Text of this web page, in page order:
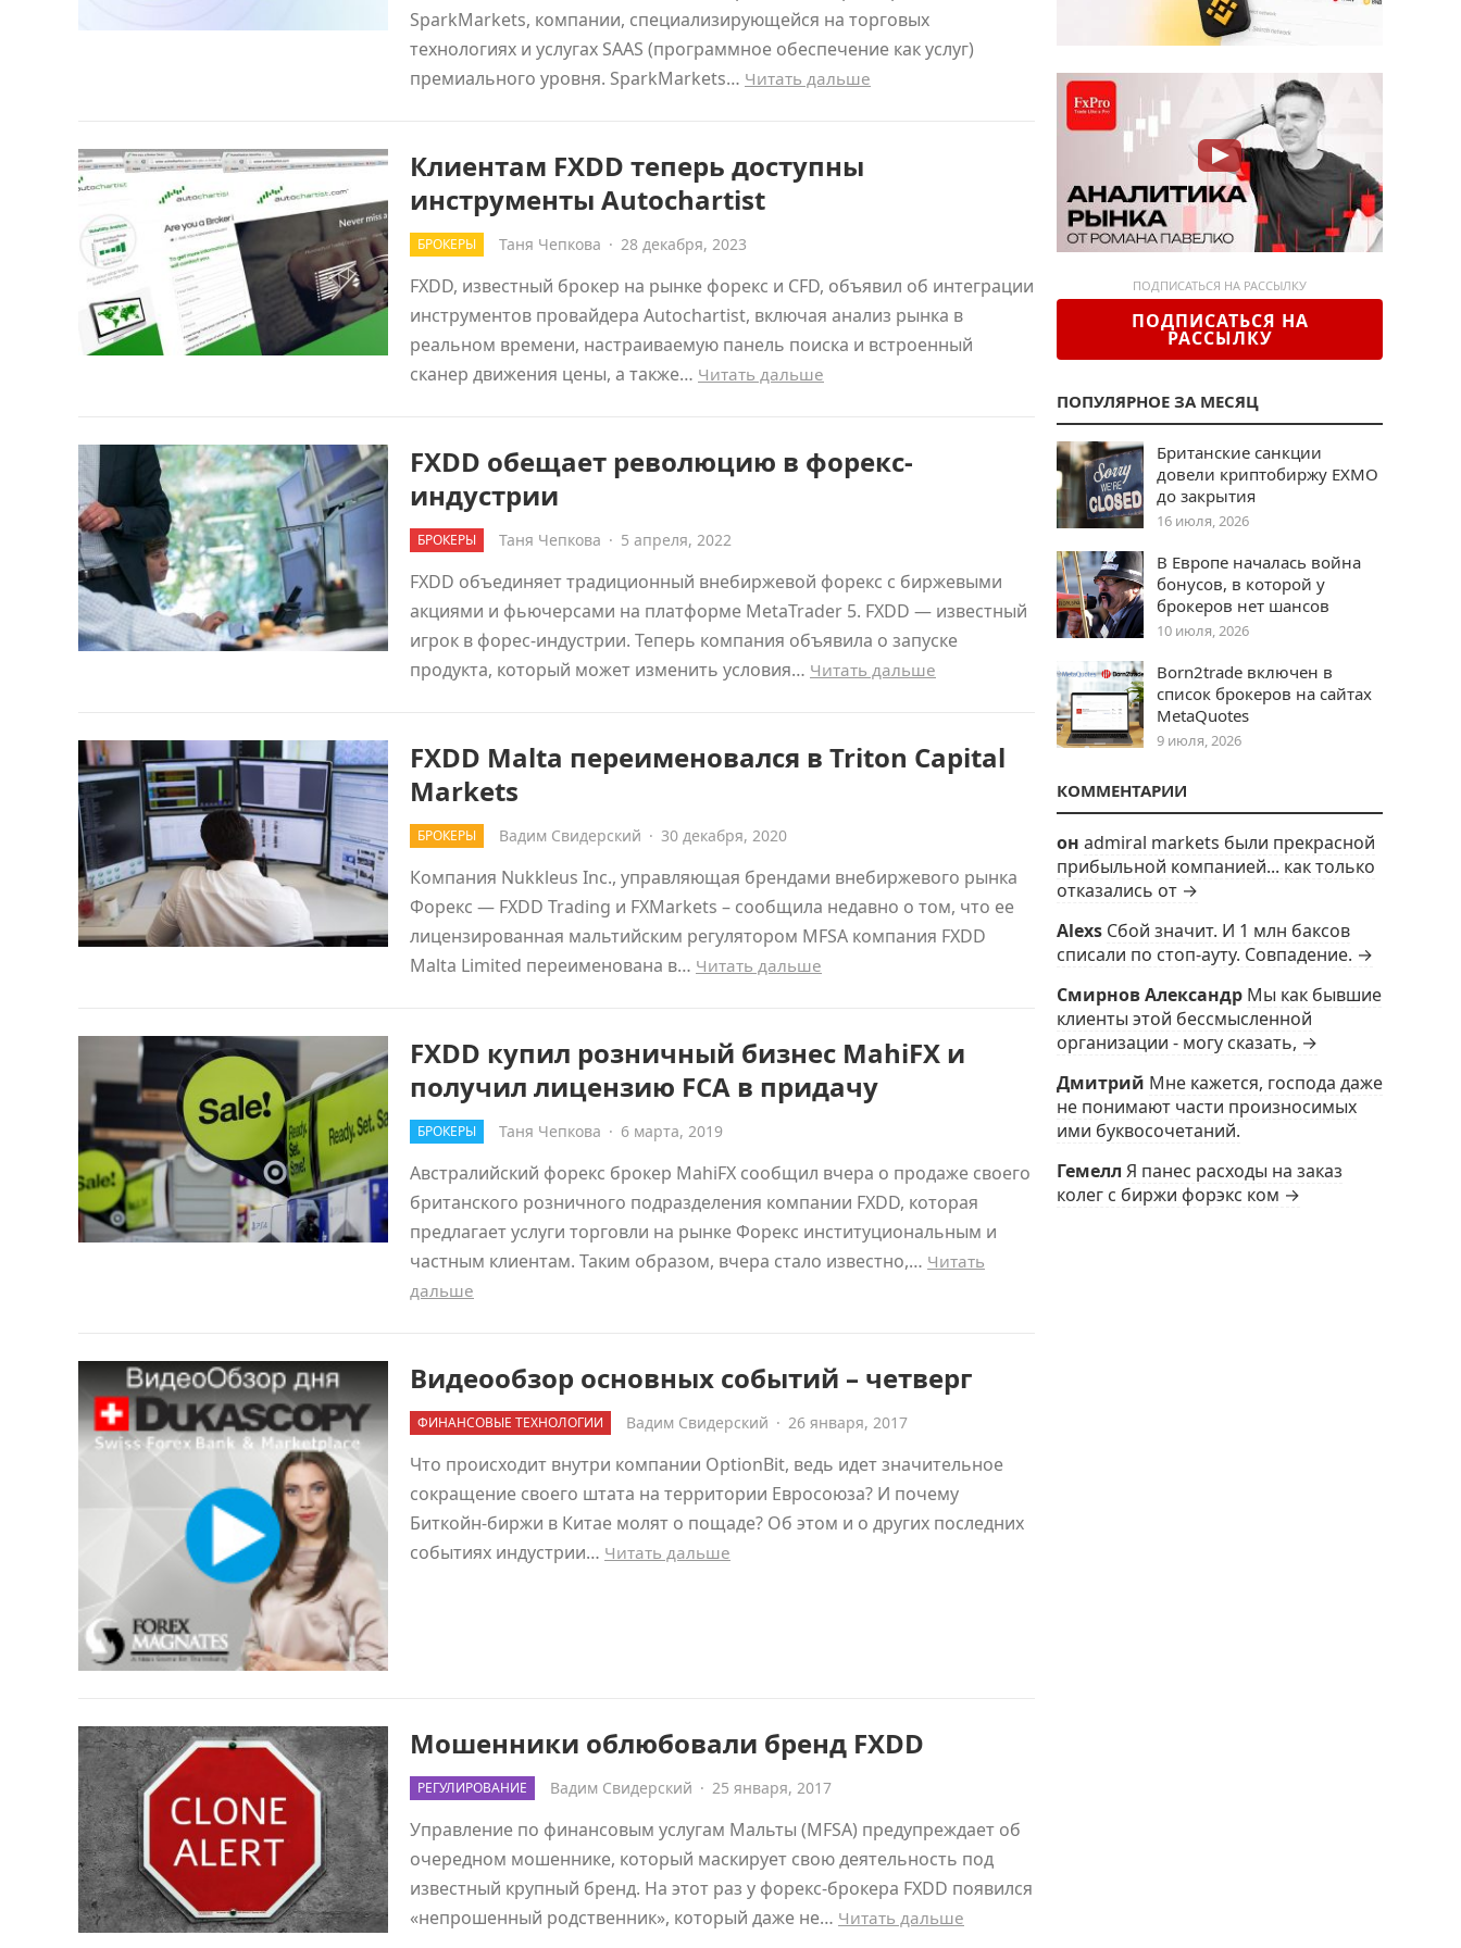
SparkMarkets, компании, специализирующейся на торговых
технологиях и услугах SAAS (программное обеспечение как услуг)
премиального уровня. SparkMarkets… Читать дальше
Клиентам FXDD теперь доступны
инструменты Autochartist
БРОКЕРЫ Таня Чепкова · 28 декабря, 2023
FXDD, известный брокер на рынке форекс и CFD, объявил об интеграции
инструментов провайдера Autochartist, включая анализ рынка в
реальном времени, настраиваемую панель поиска и встроенный
сканер движения цены, а также… Читать дальше
FXDD обещает революцию в форекс-
индустрии
БРОКЕРЫ Таня Чепкова · 5 апреля, 2022
FXDD объединяет традиционный внебиржевой форекс с биржевыми
акциями и фьючерсами на платформе MetaTrader 5. FXDD — известный
игрок в форес-индустрии. Теперь компания объявила о запуске
продукта, который может изменить условия… Читать дальше
FXDD Malta переименовался в Triton Capital
Markets
БРОКЕРЫ Вадим Свидерский · 30 декабря, 2020
Компания Nukkleus Inc., управляющая брендами внебиржевого рынка
Форекс — FXDD Trading и FXMarkets – сообщила недавно о том, что ее
лицензированная мальтийским регулятором MFSA компания FXDD
Malta Limited переименована в… Читать дальше
FXDD купил розничный бизнес MahiFX и
получил лицензию FCA в придачу
БРОКЕРЫ Таня Чепкова · 6 марта, 2019
Австралийский форекс брокер MahiFX сообщил вчера о продаже своего
британского розничного подразделения компании FXDD, которая
предлагает услуги торговли на рынке Форекс институциональным и
частным клиентам. Таким образом, вчера стало известно,… Читать
дальше
Видеообзор основных событий – четверг
ФИНАНСОВЫЕ ТЕХНОЛОГИИ Вадим Свидерский · 26 января, 2017
Что происходит внутри компании OptionBit, ведь идет значительное
сокращение своего штата на территории Евросоюза? И почему
Биткойн-биржи в Китае молят о пощаде? Об этом и о других последних
событиях индустрии… Читать дальше
Мошенники облюбовали бренд FXDD
РЕГУЛИРОВАНИЕ Вадим Свидерский · 25 января, 2017
Управление по финансовым услугам Мальты (MFSA) предупреждает об
очередном мошеннике, который маскирует свою деятельность под
известный крупный бренд. На этот раз у форекс-брокера FXDD появился
«непрошенный родственник», который даже не… Читать дальше
ПОДПИСАТЬСЯ НА РАССЫЛКУ
ПОДПИСАТЬСЯ НА
РАССЫЛКУ
ПОПУЛЯРНОЕ ЗА МЕСЯЦ
Британские санкции
довели криптобиржу EXMO
до закрытия
16 июля, 2026
В Европе началась война
бонусов, в которой у
брокеров нет шансов
10 июля, 2026
Born2trade включен в
список брокеров на сайтах
MetaQuotes
9 июля, 2026
КОММЕНТАРИИ
он admiral markets были прекрасной
прибыльной компанией... как только
отказались от →
Alexs Сбой значит. И 1 млн баксов
списали по стоп-ауту. Совпадение. →
Смирнов Александр Мы как бывшие
клиенты этой бессмысленной
организации - могу сказать, →
Дмитрий Мне кажется, господа даже
не понимают части произносимых
ими буквосочетаний.
Гемелл Я панес расходы на заказ
колег с биржи форэкс ком →